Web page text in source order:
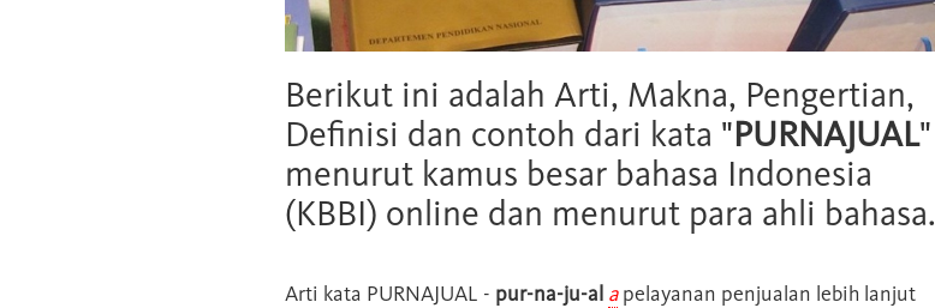
Berikut ini adalah Arti, Makna, Pengertian,
Definisi dan contoh dari kata "PURNAJUAL"
menurut kamus besar bahasa Indonesia
(KBBI) online dan menurut para ahli bahasa.
Arti kata PURNAJUAL - pur-na-ju-al apelayanan penjualan lebih lanjut